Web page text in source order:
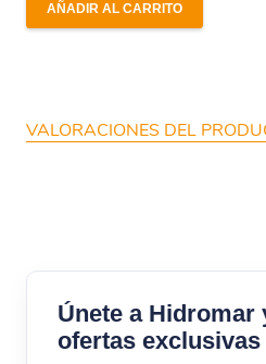
AÑADIR AL CARRITO
VALORACIONES DEL
Únete a Hidromar
ofertas